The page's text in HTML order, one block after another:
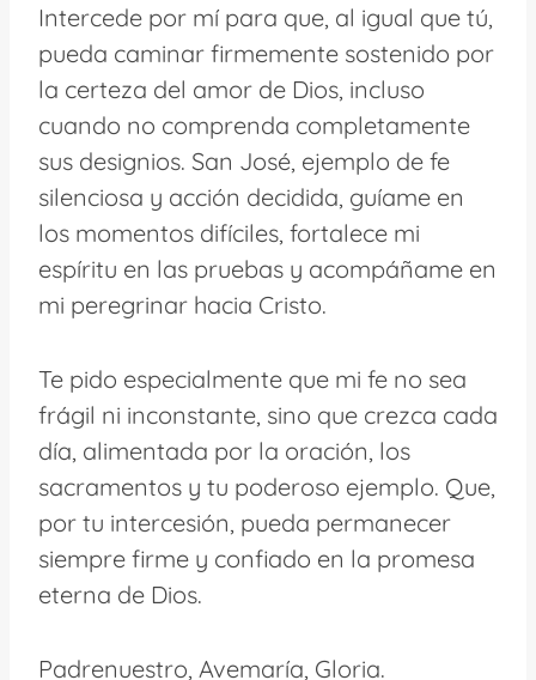
Intercede por mí para que, al igual que tú,
pueda caminar firmemente sostenido por
la certeza del amor de Dios, incluso
cuando no comprenda completamente
sus designios. San José, ejemplo de fe
silenciosa y acción decidida, guíame en
los momentos difíciles, fortalece mi
espíritu en las pruebas y acompáñame en
mi peregrinar hacia Cristo.
Te pido especialmente que mi fe no sea
frágil ni inconstante, sino que crezca cada
día, alimentada por la oración, los
sacramentos y tu poderoso ejemplo. Que,
por tu intercesión, pueda permanecer
siempre firme y confiado en la promesa
eterna de Dios.
Padrenuestro, Avemaría, Gloria.